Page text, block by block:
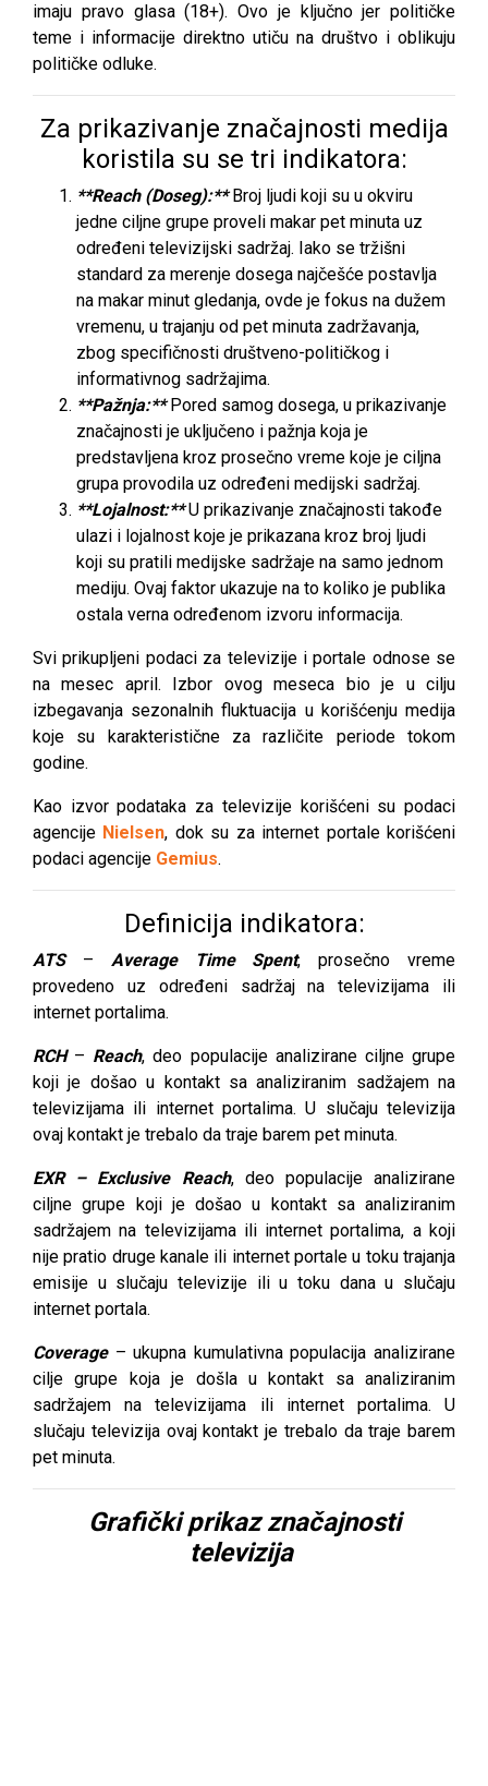
imaju pravo glasa (18+). Ovo je ključno jer političke
teme i informacije direktno utiču na društvo i oblikuju
političke odluke.
Za prikazivanje značajnosti medija
koristila su se tri indikatora:
**Reach (Doseg):**Broj ljudi koji su u okviru
jedne ciljne grupe proveli makar pet minuta uz
određeni televizijski sadržaj. Iako se tržišni
standard za merenje dosega najčešće postavlja
na makar minut gledanja, ovde je fokus na dužem
vremenu, u trajanju od pet minuta zadržavanja,
zbog specifičnosti društveno-političkog i
informativnog sadržajima.
**Pažnja:**Pored samog dosega, u prikazivanje
značajnosti je uključeno i pažnja koja je
predstavljena kroz prosečno vreme koje je ciljna
grupa provodila uz određeni medijski sadržaj.
**Lojalnost:**U prikazivanje značajnosti takođe
ulazi i lojalnost koje je prikazana kroz broj ljudi
koji su pratili medijske sadržaje na samo jednom
mediju. Ovaj faktor ukazuje na to koliko je publika
ostala verna određenom izvoru informacija.
Svi prikupljeni podaci za televizije i portale odnose se
na mesec april. Izbor ovog meseca bio je u cilju
izbegavanja sezonalnih fluktuacija u korišćenju medija
koje su karakteristične za različite periode tokom
godine.
Kao izvor podataka za televizije korišćeni su podaci
agencije Nielsen, dok su za internet portale korišćeni
podaci agencije Gemius.
Definicija indikatora:
ATS– Average Time Spent, prosečno vreme
provedeno uz određeni sadržaj na televizijama ili
internet portalima.
RCH– Reach, deo populacije analizirane ciljne grupe
koji je došao u kontakt sa analiziranim sadžajem na
televizijama ili internet portalima. U slučaju televizija
ovaj kontakt je trebalo da traje barem pet minuta.
EXR – Exclusive Reach, deo populacije analizirane
ciljne grupe koji je došao u kontakt sa analiziranim
sadržajem na televizijama ili internet portalima, a koji
nije pratio druge kanale ili internet portale u toku trajanja
emisije u slučaju televizije ili u toku dana u slučaju
internet portala.
Coverage– ukupna kumulativna populacija analizirane
cilje grupe koja je došla u kontakt sa analiziranim
sadržajem na televizijama ili internet portalima. U
slučaju televizija ovaj kontakt je trebalo da traje barem
pet minuta.
Grafički prikaz značajnosti
televizija